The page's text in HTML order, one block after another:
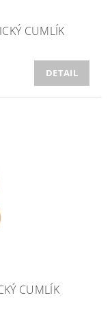
CUMLÍK
DETAIL
CUMLÍK